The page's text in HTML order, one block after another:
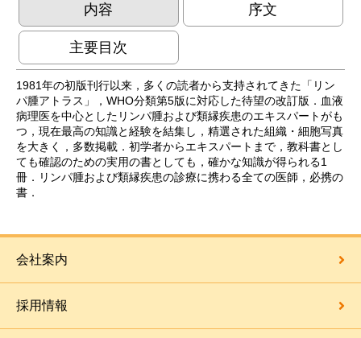
内容 序文
主要目次
1981年の初版刊行以来，多くの読者から支持されてきた「リン
パ腫アトラス」，WHO分類第5版に対応した待望の改訂版．血液
病理医を中心としたリンパ腫および類縁疾患のエキスパートがも
つ，現在最高の知識と経験を結集し，精選された組織・細胞写真
を大きく，多数掲載．初学者からエキスパートまで，教科書とし
ても確認のための実用の書としても，確かな知識が得られる1
冊．リンパ腫および類縁疾患の診療に携わる全ての医師，必携の
書．
会社案内
採用情報